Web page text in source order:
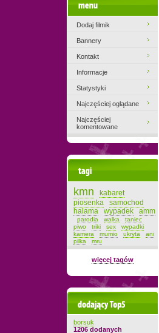
Dodaj filmik
Bannery
Kontakt
Informacje
Statystyki
Najczęściej oglądane
Najczęściej
komentowane
kmn
kabaret
piosenka
samochod
halama
wypadek amm
parodia walka
taniec
piwo
triki sex
wypadki
kamera
mumio ukryta
ani
pilka
mru
więcej tagów
Dodający top-5
borsuk
1206 dodanych